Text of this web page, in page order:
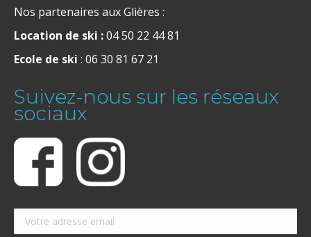
Nos partenaires aux Glières :
Location de ski :04 50 22 44 81
Ecole de ski : 06 30 81 67 21
Suivez-nous sur les réseaux
sociaux